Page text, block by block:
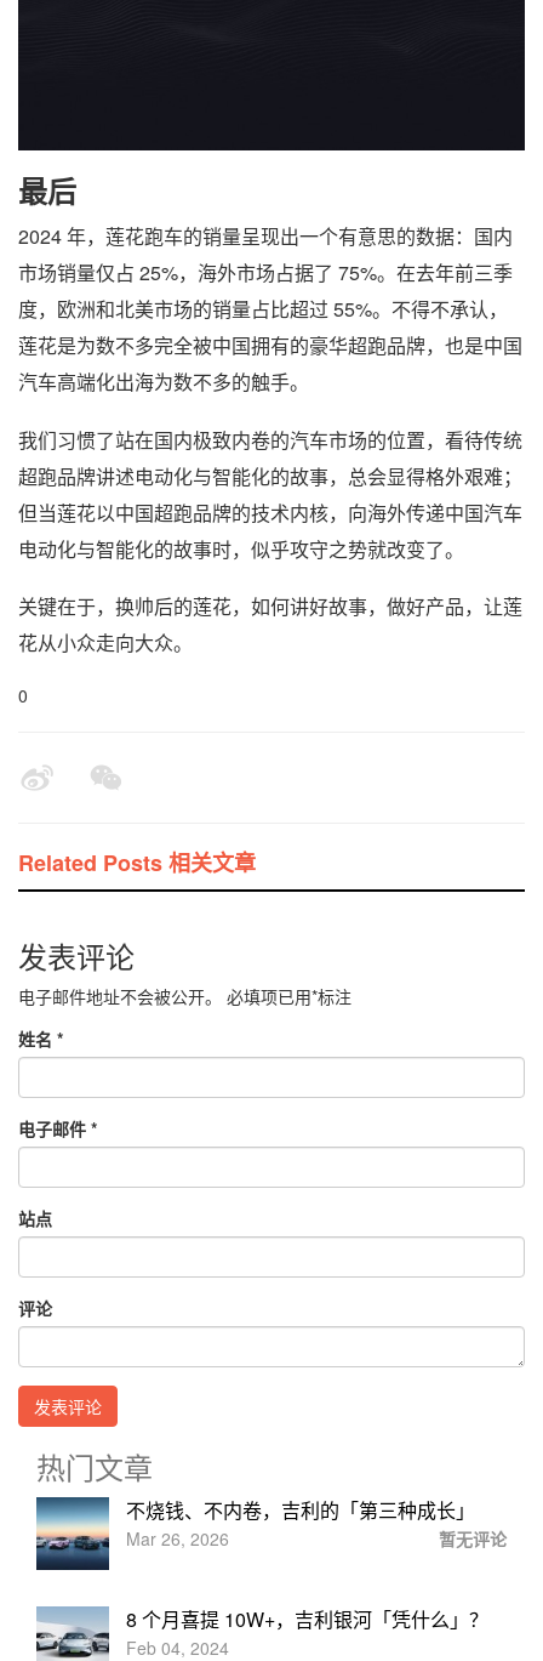
最后
2024 年，莲花跑车的销量呈现出一个有意思的数据：国内
市场销量仅占 25%，海外市场占据了 75%。在去年前三季
度，欧洲和北美市场的销量占比超过 55%。不得不承认，
莲花是为数不多完全被中国拥有的豪华超跑品牌，也是中国
汽车高端化出海为数不多的触手。
我们习惯了站在国内极致内卷的汽车市场的位置，看待传统
超跑品牌讲述电动化与智能化的故事，总会显得格外艰难；
但当莲花以中国超跑品牌的技术内核，向海外传递中国汽车
电动化与智能化的故事时，似乎攻守之势就改变了。
关键在于，换帅后的莲花，如何讲好故事，做好产品，让莲
花从小众走向大众。
0
Related Posts 相关文章
发表评论
电子邮件地址不会被公开。 必填项已用*标注
姓名 *
电子邮件 *
站点
评论
热门文章
不烧钱、不内卷，吉利的「第三种成长」
Mar 26, 2026 暂无评论
8 个月喜提 10W+，吉利银河「凭什么」？
Feb 04, 2024